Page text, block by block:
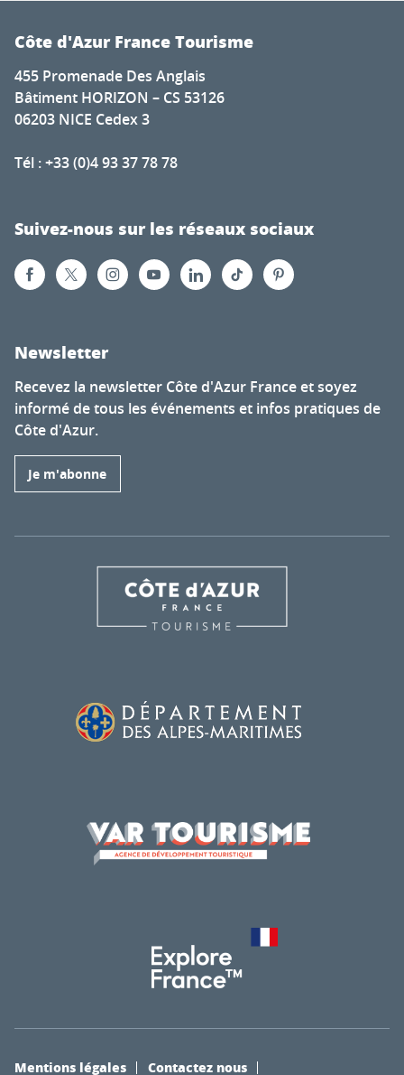
Côte d'Azur France Tourisme
455 Promenade Des Anglais
Bâtiment HORIZON – CS 53126
06203 NICE Cedex 3
Tél : +33 (0)4 93 37 78 78
Suivez-nous sur les réseaux sociaux
Newsletter
Recevez la newsletter Côte d'Azur France et soyez
informé de tous les événements et infos pratiques de
Côte d'Azur.
Je m'abonne
Mentions légales Contactez nous